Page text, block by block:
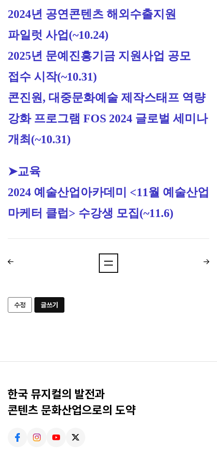
2024년 공연콘텐츠 해외수출지원
파일럿 사업 (~10.24)
2025년 문예진흥기금 지원사업 공모
접수 시작(~10.31)
콘진원, 대중문화예술 제작스태프 역량
강화 프로그램 FOS 2024 글로벌 세미나
개최(~10.31)
➤교육
2024 예술산업아카데미 <11월 예술산업
마케터 클럽> 수강생 모집(~11.6)
수정 글쓰기
한국 뮤지컬의 발전과
콘텐츠 문화산업으로의 도약